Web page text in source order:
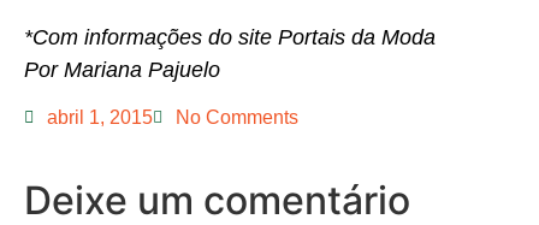
*Com informações do site Portais da Moda
Por Mariana Pajuelo
abril 1, 2015 No Comments
Deixe um comentário